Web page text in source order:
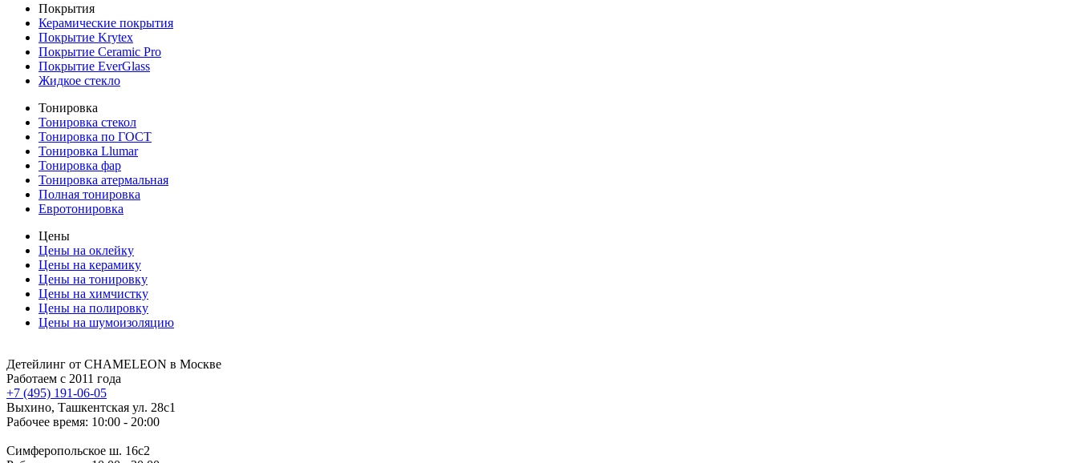
Покрытия
Керамические покрытия
Покрытие Krytex
Покрытие Ceramic Pro
Покрытие EverGlass
Жидкое стекло
Тонировка
Тонировка стекол
Тонировка по ГОСТ
Тонировка Llumar
Тонировка фар
Тонировка атермальная
Полная тонировка
Евротонировка
Цены
Цены на оклейку
Цены на керамику
Цены на тонировку
Цены на химчистку
Цены на полировку
Цены на шумоизоляцию
Детейлинг от CHAMELEON в Москве
Работаем с 2011 года
+7 (495) 191-06-05
Выхино, Ташкентская ул. 28с1
Рабочее время: 10:00 - 20:00
Симферопольское ш. 16с2